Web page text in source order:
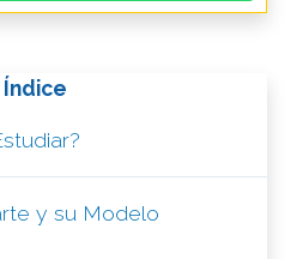
Índice
y su Modelo